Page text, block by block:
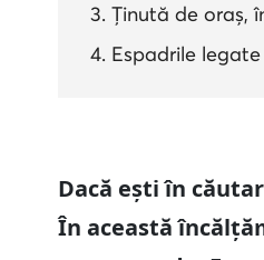
Ținută de oraș,
Espadrile
Dacă ești în
În această